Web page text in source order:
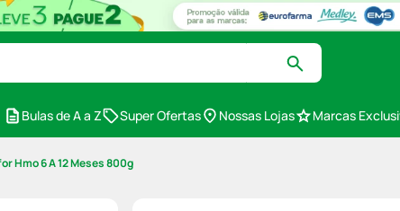
Bulas de A a Z Super Ofertas Nossas Lojas Marcas
Hmo 6 A 12 Meses 800g